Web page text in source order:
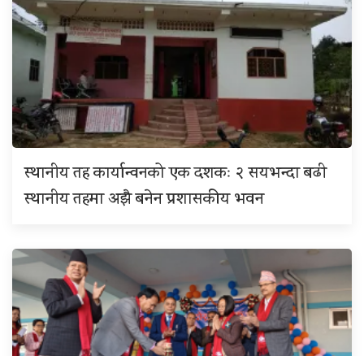
स्थानीय तह कार्यान्वनको एक दशकः २ सयभन्दा बढी
स्थानीय तहमा अझै बनेन प्रशासकीय भवन